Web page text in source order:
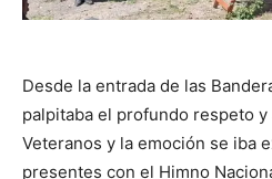
Desde la entrada de las
palpitaba el profundo respeto
Veteranos y la emoción se iba
presentes con el Himno